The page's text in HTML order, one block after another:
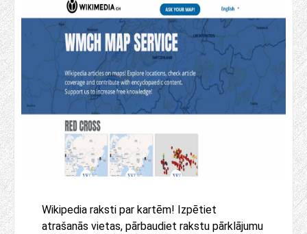
Wikipedia raksti par kartēm! Izpētiet
atrašanās vietas, pārbaudiet rakstu pārklājumu